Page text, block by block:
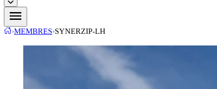
›MEMBRES›SYNERZIP-LH